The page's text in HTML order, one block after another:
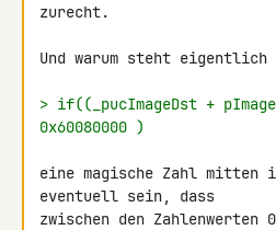
zurecht.
Und warum steht
> if((_pucImageDst +
0x60080000 )
eine magische Zahl mitten
eventuell sein, dass
zwischen den Zahlenwerten